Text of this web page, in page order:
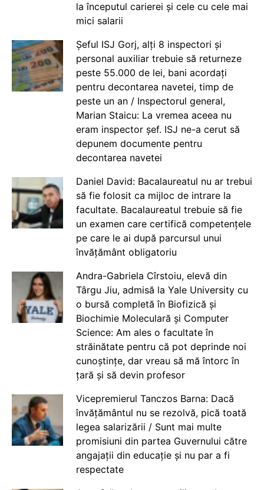
la începutul carierei și cele cu cele mai
mici salarii
Șeful ISJ Gorj, alți 8 inspectori și
personal auxiliar trebuie să returneze
peste 55.000 de lei, bani acordați
pentru decontarea navetei, timp de
peste un an / Inspectorul general,
Marian Staicu: La vremea aceea nu
eram inspector șef. ISJ ne-a cerut să
depunem documente pentru
decontarea navetei
Daniel David: Bacalaureatul nu ar trebui
să fie folosit ca mijloc de intrare la
facultate. Bacalaureatul trebuie să fie
un examen care certifică competențele
pe care le ai după parcursul unui
învățământ obligatoriu
Andra-Gabriela Cîrstoiu, elevă din
Târgu Jiu, admisă la Yale University cu
o bursă completă în Biofizică și
Biochimie Moleculară și Computer
Science: Am ales o facultate în
străinătate pentru că pot deprinde noi
cunoștințe, dar vreau să mă întorc în
țară și să devin profesor
Vicepremierul Tanczos Barna: Dacă
învățământul nu se rezolvă, pică toată
legea salarizării / Sunt mai multe
promisiuni din partea Guvernului către
angajații din educație și nu par a fi
respectate